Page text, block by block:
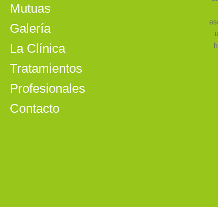
Mutuas
Galería
La Clínica
Tratamientos
Profesionales
Contacto